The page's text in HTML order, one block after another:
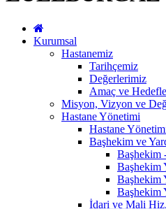
Kurumsal
Hastanemiz
Tarihçemiz
Değerlerimiz
Amaç ve
Misyon, Vizyon ve
Hastane Yönetimi
Hastane
Başhekim ve
Başhekim
Başhekim
Başhekim
Başhekim
İdari ve Mali